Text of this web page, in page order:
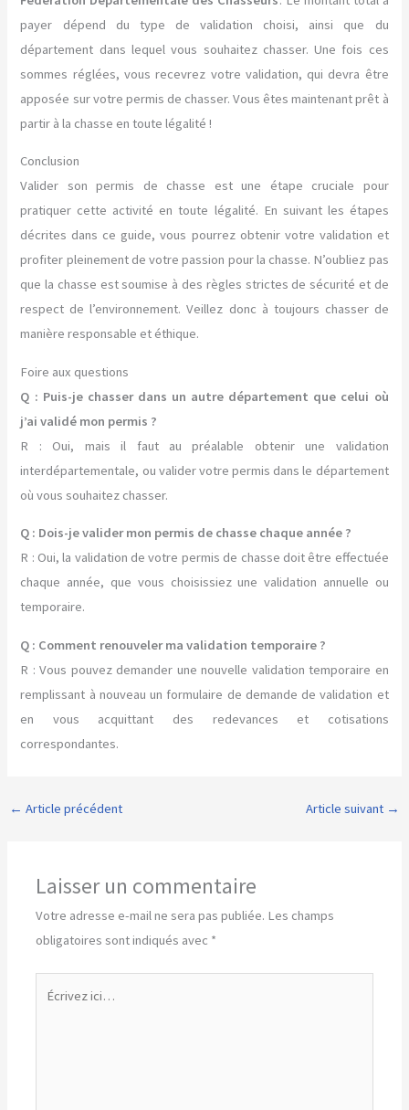
payer dépend du type de validation choisi, ainsi que du
département dans lequel vous souhaitez chasser. Une fois ces
sommes réglées, vous recevrez votre validation, qui devra être
apposée sur votre permis de chasser. Vous êtes maintenant prêt à
partir à la chasse en toute légalité !
Conclusion
Valider son permis de chasse est une étape cruciale pour
pratiquer cette activité en toute légalité. En suivant les étapes
décrites dans ce guide, vous pourrez obtenir votre validation et
profiter pleinement de votre passion pour la chasse. N’oubliez pas
que la chasse est soumise à des règles strictes de sécurité et de
respect de l’environnement. Veillez donc à toujours chasser de
manière responsable et éthique.
Foire aux questions
Q : Puis-je chasser dans un autre département que celui où
j’ai validé mon permis ?
R : Oui, mais il faut au préalable obtenir une validation
interdépartementale, ou valider votre permis dans le département
où vous souhaitez chasser.
Q : Dois-je valider mon permis de chasse chaque année ?
R : Oui, la validation de votre permis de chasse doit être effectuée
chaque année, que vous choisissiez une validation annuelle ou
temporaire.
Q : Comment renouveler ma validation temporaire ?
R : Vous pouvez demander une nouvelle validation temporaire en
remplissant à nouveau un formulaire de demande de validation et
en vous acquittant des redevances et cotisations
correspondantes.
← Article précédent Article suivant →
Laisser un commentaire
Votre adresse e-mail ne sera pas publiée. Les champs
obligatoires sont indiqués avec *